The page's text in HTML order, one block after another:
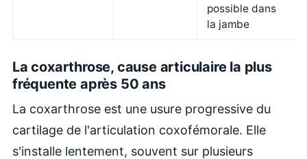
possible dans
la jambe
La coxarthrose, cause articulaire la plus
fréquente après 50 ans
La coxarthrose est une usure progressive du
cartilage de l'articulation coxofémorale. Elle
s'installe lentement, souvent sur plusieurs